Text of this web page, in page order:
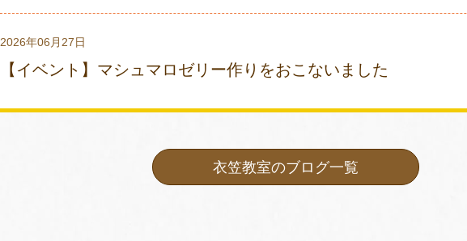
2026年06月27日
【イベント】マシュマロゼリー作りをおこないました
衣笠教室のブログ一覧